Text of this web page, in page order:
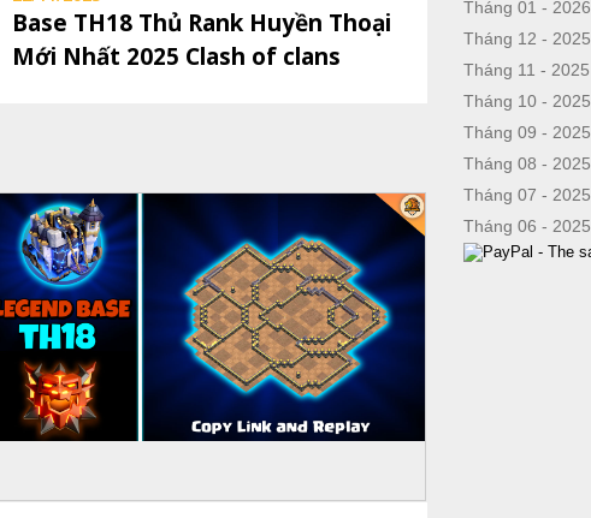
Base TH18 Thủ Rank Huyền Thoại
Mới Nhất 2025 Clash of clans
Tháng 01 - 2026
Tháng 12 - 2025
Tháng 11 - 2025
Tháng 10 - 2025
Tháng 09 - 2025
Tháng 08 - 2025
Tháng 07 - 2025
Tháng 06 - 2025